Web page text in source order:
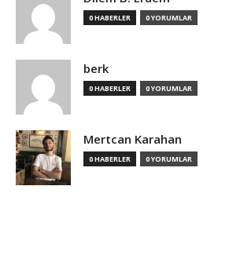
0 HABERLER 0 YORUMLAR
berk
0 HABERLER 0 YORUMLAR
Mertcan Karahan
0 HABERLER 0 YORUMLAR